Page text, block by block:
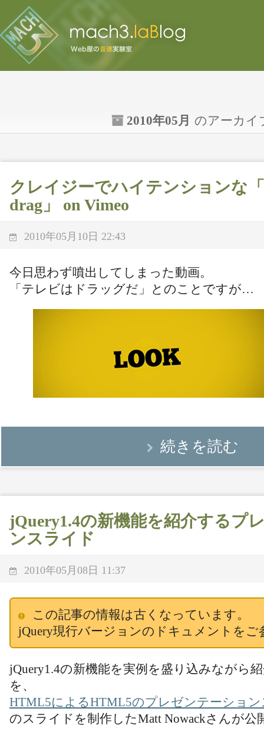
2010年05月 のアーカイ
クレイジーでハイテンションな「
drag」 on Vimeo
2010年05月10日 22:43
今日思わず噴出してしまった動画。
「テレビはドラッグだ」とのことですが…
続きを読む
jQuery1.4の新機能を紹介するプ
ンスライド
2010年05月08日 11:37
この記事の情報は古くなっています。
jQuery現行バージョンのドキュメントをご
jQuery1.4の新機能を実例を盛り込みながら
を、
HTML5によるHTML5のプレゼンテーショ
のスライドを制作したMatt Nowackさんが公